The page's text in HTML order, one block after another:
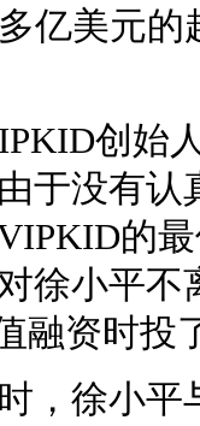
亿美元
创始
于没有
的
徐小平
融资时投
，徐小